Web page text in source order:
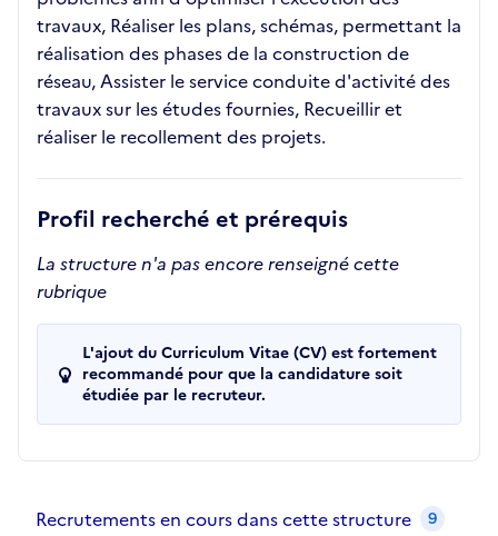
travaux, Réaliser les plans, schémas, permettant la
réalisation des phases de la construction de
réseau, Assister le service conduite d'activité des
travaux sur les études fournies, Recueillir et
réaliser le recollement des projets.
Profil recherché et prérequis
La structure n'a pas encore renseigné cette
rubrique
L'ajout du Curriculum Vitae (CV) est fortement
recommandé pour que la candidature soit
étudiée par le recruteur.
Recrutements en cours dans cette structure 9